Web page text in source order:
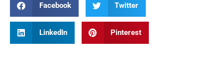
Facebook Twitter
LinkedIn Pinterest